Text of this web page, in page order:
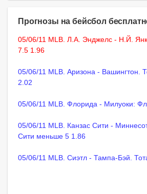
Прогнозы на бейсбол
05/06/11 MLB. Л.А. Энджелс - Н.Й.
7.5 1.96
05/06/11 MLB. Аризона - Вашингтон.
2.02
05/06/11 MLB. Флорида - Милуоки:
05/06/11 MLB. Канзас Сити -
Сити меньше 5 1.86
05/06/11 MLB. Сиэтл - Тампа-Бэй.